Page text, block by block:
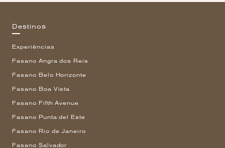
Destinos
Experiências
Fasano Angra dos Reis
Fasano Belo Horizonte
Fasano Boa Vista
Fasano Fifth Avenue
Fasano Punta del Este
Fasano Rio de Janeiro
Fasano Salvador